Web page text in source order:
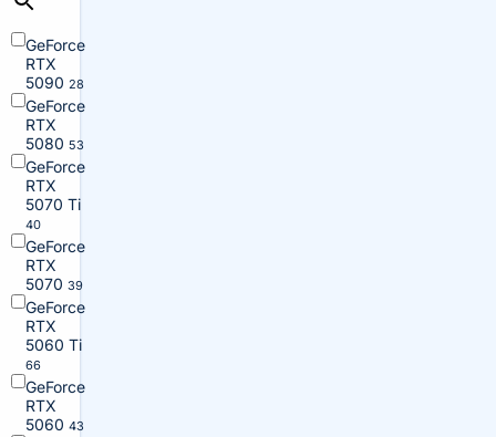
GeForce
RTX
5090 28
GeForce
RTX
5080 53
GeForce
RTX
5070 Ti
40
GeForce
RTX
5070 39
GeForce
RTX
5060 Ti
66
GeForce
RTX
5060 43